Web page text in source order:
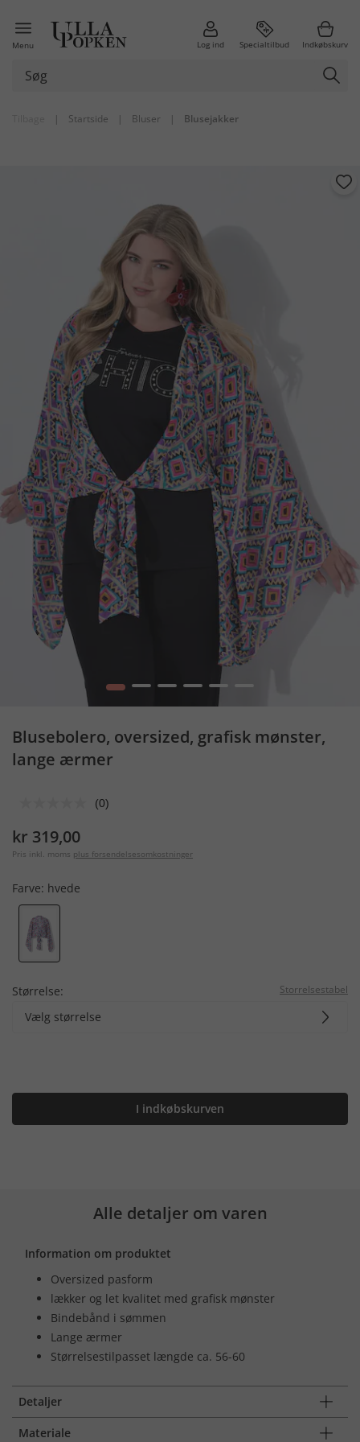
Menu Log ind Specialtilbud Indkøbskurv
| Startside | Bluser | Blusejakker
1 2 3 4 5 6
Blusebolero, oversized, grafisk mønster,
lange ærmer
(0)
kr 319,00
Pris inkl. moms plus forsendelsesomkostninger
Farve: hvede
Størrelse: Storrelsestabel
Vælg størrelse
I indkøbskurven
Alle detaljer om varen
Information om produktet
Oversized pasform
lækker og let kvalitet med grafisk mønster
Bindebånd i sømmen
Lange ærmer
Størrelsestilpasset længde ca. 56-60
Detaljer
Materiale